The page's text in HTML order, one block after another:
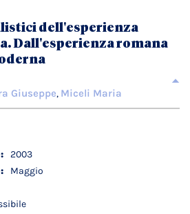
dell'esperienza
Dall'esperienza romana
Giuseppe, Miceli Maria
2003
Maggio